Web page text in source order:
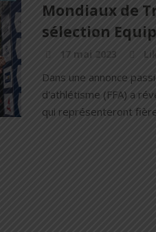
Mondiaux de
sélection
17 mai 2023
Dans une annonce
d'athlétisme (FFA) a
qui représenteront